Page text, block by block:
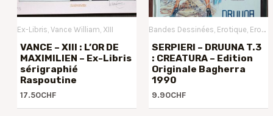
Ex-Libris Vance William XIII
VANCE – XIII : L’OR DE
MAXIMILIEN – Ex-Libris
sérigraphié
Raspoutine
17.50CHF
Bandes Dessinées Erotique Erotique XXX
SERPIERI – DRUUNA T.3
: CREATURA – Edition
Originale Bagherra
1990
9.90CHF